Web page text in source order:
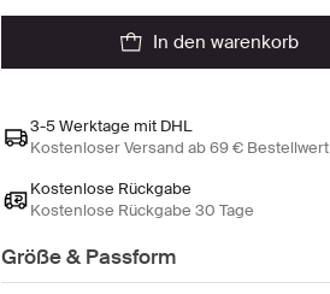
in den warenkorb
3-5 Werktage mit DHL
Kostenloser Versand ab 69 € Bestellwert
Kostenlose Rückgabe
Kostenlose Rückgabe 30 Tage
Größe & Passform